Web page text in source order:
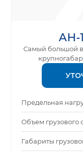
АН-
Самый большой
Предельная
Объем грузового
Габариты